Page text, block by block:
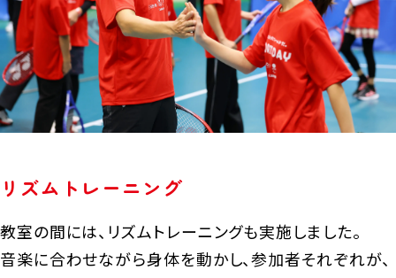
リズムトレーニング
教室の間には、リズムトレーニングも実施しました。
音楽に合わせながら身体を動かし、参加者それぞれが、